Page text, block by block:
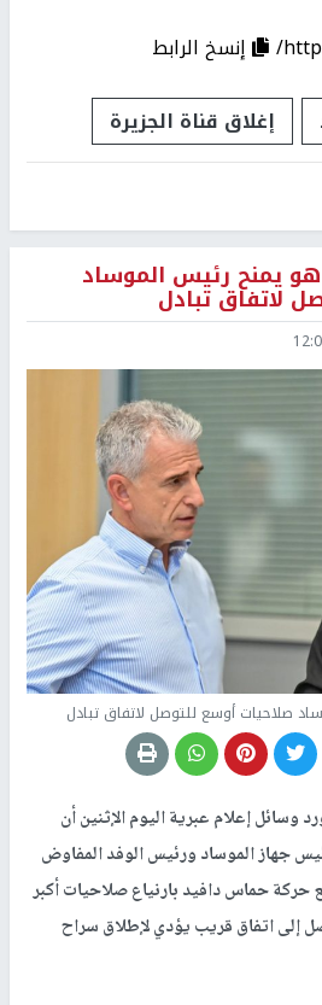
إنسخ الرابط
إغلاق قناة الجزيرة
يمنح رئيس الموساد
لاتفاق تبادل
صلاحيات أوسع للتوصل لاتفاق تبادل
وسائل إعلام عبرية اليوم الإثنين أن
جهاز الموساد ورئيس الوفد المفاوض
حركة حماس دافيد بارنياع صلاحيات أكبر
إلى اتفاق قريب يؤدي لإطلاق سراح